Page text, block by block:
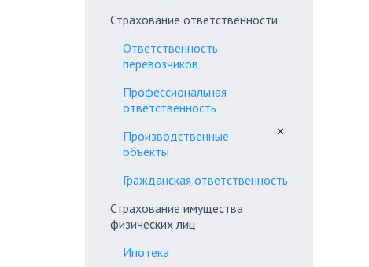
Страхование ответственности
Ответственность
перевозчиков
Профессиональная
ответственность
Производственные
объекты
✕
Гражданская ответственность
Страхование имущества
физических лиц
Ипотека